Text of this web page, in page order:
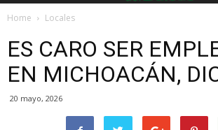
Home Locales
ES CARO SER
EN MICHOACÁN,
20 mayo, 2026